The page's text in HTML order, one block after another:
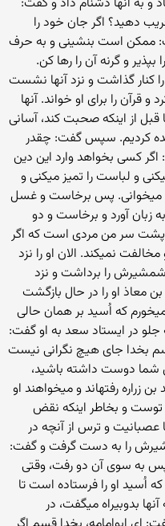
دهید؟ اگر جان خود را
ممکن است بنشینی و به حرف
و گرنه آن را رها ‏کن.
گذاشت و نزد آنها نشست
را برای او خواند. آنها
از اینکه صحبت کند، آسانی
کردیم. سپس گفت: چقدر
کسی بخواهد وارد این دین
و لباست را تمیز می‏کنی و
می‏خوانی. پس برخاست و غسل
زبان آورد و برخاست و دو
پشت سر من مردی است که اگر
نمی‏کند. الان او را نزد
را برداشت و نزد
او را در حال بازگشت
که اُسید بر همان حالی
جلو در ایستاد سعد به او گفت:
بخدا جای هیچ نگرانی نیست
شما دوست داشته باشید،
زراره رفته‏اند و می‏خواهند او
توست و بخاطر اینکه نقض
عصبانیت و ترس از آنچه در
را به دست گرفت و گفت:
به سوی آن دو رفت، وقتی
اُسید او را فرستاده است تا
بدوبیراه می‏گفت، در